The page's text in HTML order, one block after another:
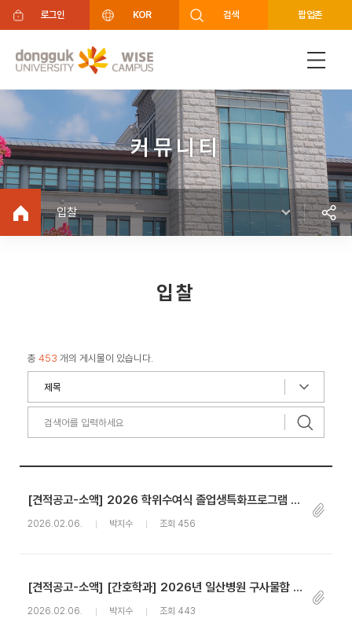
주메뉴 바로가기
푸터 바로가기
로그인 KOR 검색 팝업존
커뮤니티
입찰
입찰
총 453 개의 게시물이 있습니다.
[견적공고-소액] 2026 학위수여식 졸업생특화프로그램 홍보물품 구매
2026.02.06. 박지수 조회 456
[견적공고-소액] [간호학과] 2026년 일산병원 구사물함 폐기 및 신규 사물함 구입 및 설치
2026.02.06. 박지수 조회 443